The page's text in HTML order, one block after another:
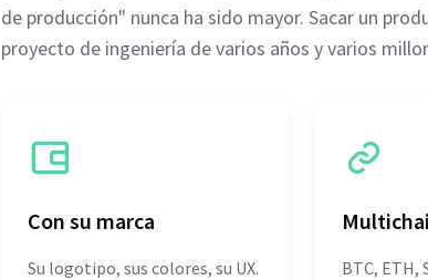
de producción" nunca ha sido mayor. Sacar un
proyecto de ingeniería de varios años y varios
Con su marca
Su logotipo, sus colores, su UX.
BTC, ETH,